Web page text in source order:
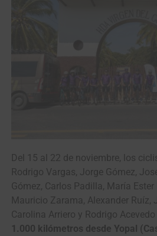
Del 15 al 22 de noviembre, los
Rodrigo Vargas, Jorge Gómez,
Gómez, Carlos Padilla, María Ester
Mauricio Zarama, Alexander Ruíz,
Carolina Arriero y Rodrigo Acevedo
1.000 kilómetros desde Yopal